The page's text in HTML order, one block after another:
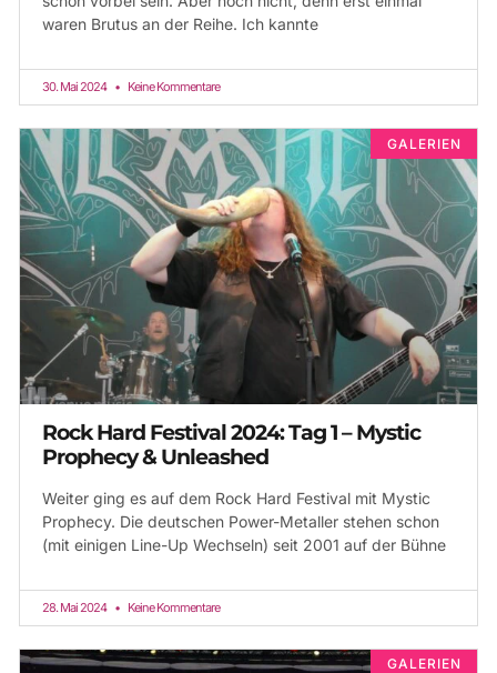
waren Brutus an der Reihe. Ich kannte
30. Mai 2024 Keine Kommentare
GALERIEN
Rock Hard Festival 2024: Tag 1 – Mystic
Prophecy & Unleashed
Weiter ging es auf dem Rock Hard Festival mit Mystic
Prophecy. Die deutschen Power-Metaller stehen schon
(mit einigen Line-Up Wechseln) seit 2001 auf der Bühne
28. Mai 2024 Keine Kommentare
GALERIEN